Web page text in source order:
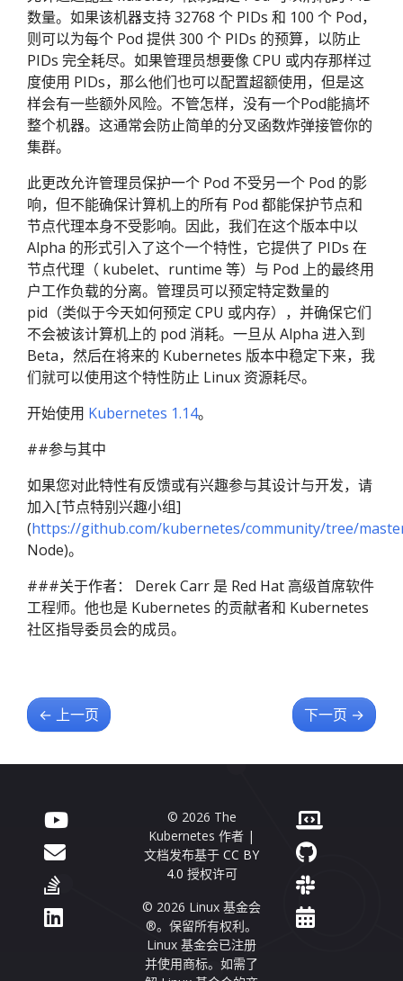
数量。如果该机器支持 32768 个 PIDs 和 100 个 Pod，
则可以为每个 Pod 提供 300 个 PIDs 的预算，以防止
PIDs 完全耗尽。如果管理员想要像 CPU 或内存那样过
度使用 PIDs，那么他们也可以配置超额使用，但是这
样会有一些额外风险。不管怎样，没有一个Pod能搞坏
整个机器。这通常会防止简单的分叉函数炸弹接管你的
集群。
此更改允许管理员保护一个 Pod 不受另一个 Pod 的影
响，但不能确保计算机上的所有 Pod 都能保护节点和
节点代理本身不受影响。因此，我们在这个版本中以
Alpha 的形式引入了这个一个特性，它提供了 PIDs 在
节点代理（ kubelet、runtime 等）与 Pod 上的最终用
户工作负载的分离。管理员可以预定特定数量的
pid（类似于今天如何预定 CPU 或内存），并确保它们
不会被该计算机上的 pod 消耗。一旦从 Alpha 进入到
Beta，然后在将来的 Kubernetes 版本中稳定下来，我
们就可以使用这个特性防止 Linux 资源耗尽。
开始使用 Kubernetes 1.14。
##参与其中
如果您对此特性有反馈或有兴趣参与其设计与开发，请
加入[节点特别兴趣小组]
(https://github.com/kubernetes/community/tree/
Node)。
###关于作者： Derek Carr 是 Red Hat 高级首席软件
工程师。他也是 Kubernetes 的贡献者和 Kubernetes
社区指导委员会的成员。
← 上一页 下一页 →
© 2026 The
Kubernetes 作者 |
文档发布基于 CC BY
4.0 授权许可
© 2026 Linux 基金会
®。保留所有权利。
Linux 基金会已注册
并使用商标。如需了